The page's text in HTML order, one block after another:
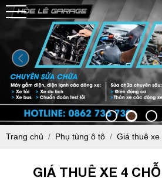
Trang chủ Phụ tùng ô tô Giá thuê
GIÁ THUÊ XE 4